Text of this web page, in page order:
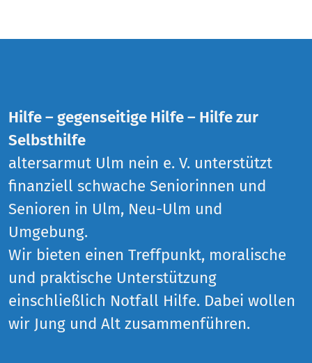
Hilfe – gegenseitige Hilfe – Hilfe zur
Selbsthilfe
altersarmut Ulm nein e. V. unterstützt
finanziell schwache Seniorinnen und
Senioren in Ulm, Neu-Ulm und
Umgebung.
Wir bieten einen Treffpunkt, moralische
und praktische Unterstützung
einschließlich Notfall Hilfe. Dabei wollen
wir Jung und Alt zusammenführen.